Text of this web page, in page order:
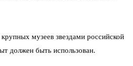
музеев звездами российской
должен быть использован.